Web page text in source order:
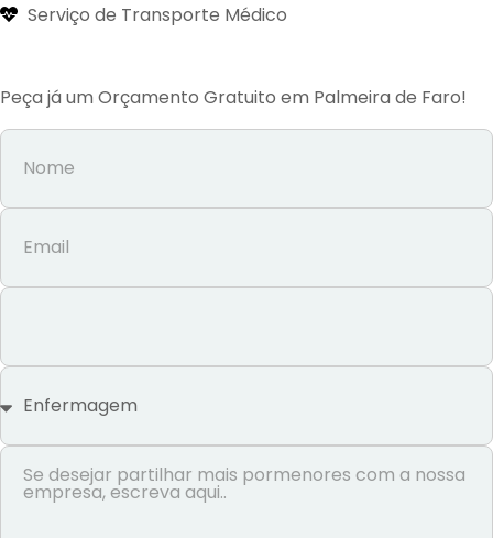
Serviço de Transporte Médico
Peça já um Orçamento Gratuito em Palmeira de Faro!